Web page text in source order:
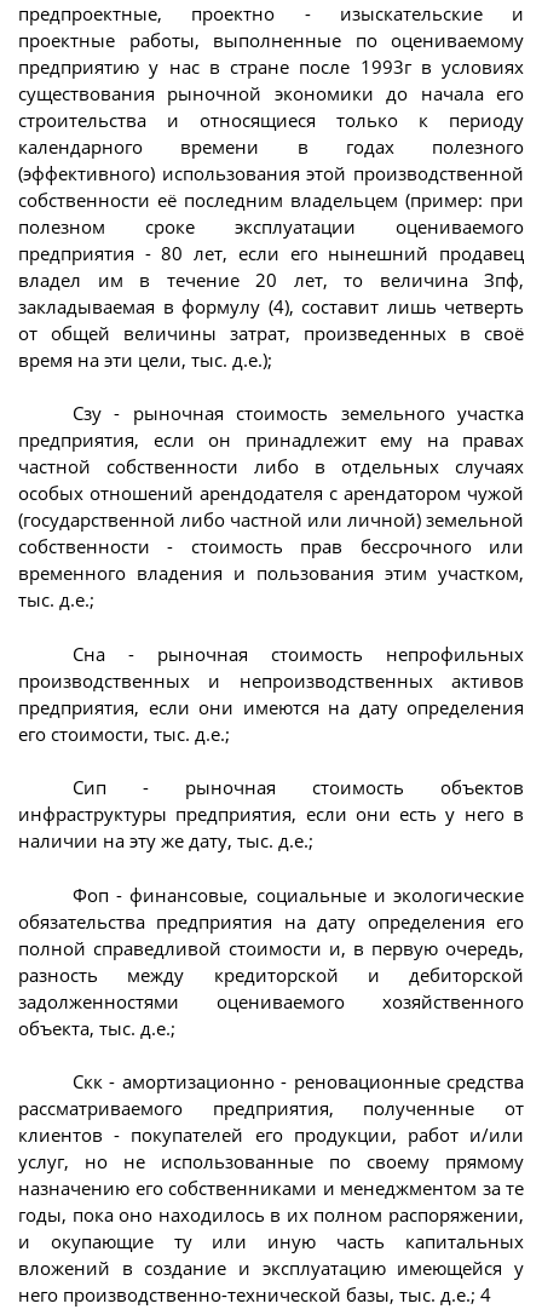
предпроектные, проектно - изыскательские и
проектные работы, выполненные по оцениваемому
предприятию у нас в стране после 1993г в условиях
существования рыночной экономики до начала его
строительства и относящиеся только к периоду
календарного времени в годах полезного
(эффективного) использования этой производственной
собственности её последним владельцем (пример: при
полезном сроке эксплуатации оцениваемого
предприятия - 80 лет, если его нынешний продавец
владел им в течение 20 лет, то величина Зпф,
закладываемая в формулу (4), составит лишь четверть
от общей величины затрат, произведенных в своё
время на эти цели, тыс. д.е.);
Сзу - рыночная стоимость земельного участка
предприятия, если он принадлежит ему на правах
частной собственности либо в отдельных случаях
особых отношений арендодателя с арендатором чужой
(государственной либо частной или личной) земельной
собственности - стоимость прав бессрочного или
временного владения и пользования этим участком,
тыс. д.е.;
Сна - рыночная стоимость непрофильных
производственных и непроизводственных активов
предприятия, если они имеются на дату определения
его стоимости, тыс. д.е.;
Сип - рыночная стоимость объектов
инфраструктуры предприятия, если они есть у него в
наличии на эту же дату, тыс. д.е.;
Фоп - финансовые, социальные и экологические
обязательства предприятия на дату определения его
полной справедливой стоимости и, в первую очередь,
разность между кредиторской и дебиторской
задолженностями оцениваемого хозяйственного
объекта, тыс. д.е.;
Скк - амортизационно - реновационные средства
рассматриваемого предприятия, полученные от
клиентов - покупателей его продукции, работ и/или
услуг, но не использованные по своему прямому
назначению его собственниками и менеджментом за те
годы, пока оно находилось в их полном распоряжении,
и окупающие ту или иную часть капитальных
вложений в создание и эксплуатацию имеющейся у
него производственно-технической базы, тыс. д.е.; 4